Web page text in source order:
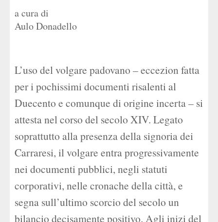
a cura di
Aulo Donadello
L’uso del volgare padovano – eccezion fatta
per i pochissimi documenti risalenti al
Duecento e comunque di origine incerta – si
attesta nel corso del secolo XIV. Legato
soprattutto alla presenza della signoria dei
Carraresi, il volgare entra progressivamente
nei documenti pubblici, negli statuti
corporativi, nelle cronache della città, e
segna sull’ultimo scorcio del secolo un
bilancio decisamente positivo. Agli inizi del